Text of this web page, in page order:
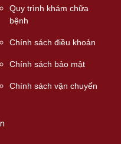
Quy trình khám chữa
bệnh
Chính sách điều khoản
Chính sách bảo mật
Chính sách vận chuyển